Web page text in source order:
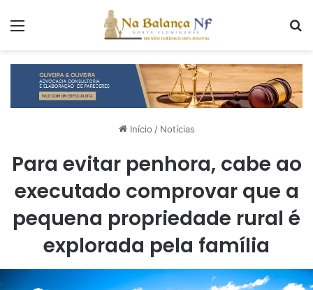
Início / Notícias
Para evitar penhora, cabe ao
executado comprovar que a
pequena propriedade rural é
explorada pela família